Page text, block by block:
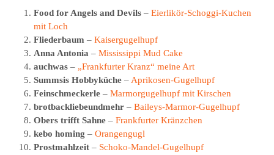
Food for Angels and Devils – Eierlikör-Schoggi-Kuchen
mit Loch
Fliederbaum – Kaisergugelhupf
Anna Antonia – Mississippi Mud Cake
auchwas – „Frankfurter Kranz“ meine Art
Summsis Hobbyküche – Aprikosen-Gugelhupf
Feinschmeckerle – Marmorgugelhupf mit Kirschen
brotbackliebeundmehr – Baileys-Marmor-Gugelhupf
Obers trifft Sahne – Frankfurter Kränzchen
kebo homing – Orangengugl
Prostmahlzeit – Schoko-Mandel-Gugelhupf